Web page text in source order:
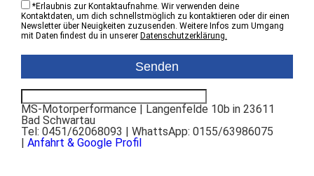
*Erlaubnis zur Kontaktaufnahme. Wir verwenden deine
Kontaktdaten, um dich schnellstmöglich zu kontaktieren oder dir einen
Newsletter über Neuigkeiten zuzusenden. Weitere Infos zum Umgang
mit Daten findest du in unserer Datenschutzerklärung.
MS-Motorperformance | Langenfelde 10b in 23611
Bad Schwartau
Tel: 0451/62068093 | WhattsApp: 0155/63986075
| Anfahrt & Google Profil